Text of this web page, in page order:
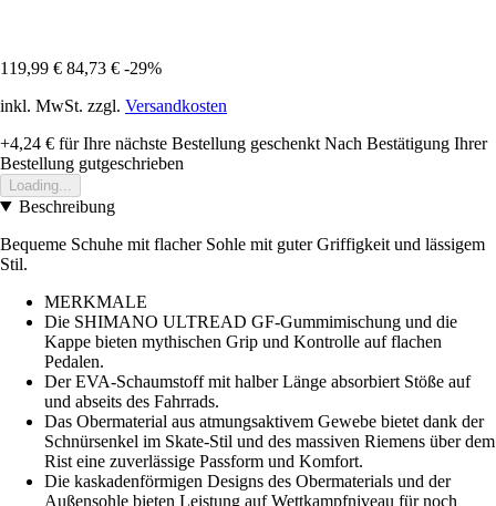
119,99 € 84,73 € -29%
inkl. MwSt. zzgl. Versandkosten
+4,24 € für Ihre nächste Bestellung geschenkt Nach Bestätigung Ihrer
Bestellung gutgeschrieben
Loading...
Beschreibung
Bequeme Schuhe mit flacher Sohle mit guter Griffigkeit und lässigem
Stil.
MERKMALE
Die SHIMANO ULTREAD GF-Gummimischung und die
Kappe bieten mythischen Grip und Kontrolle auf flachen
Pedalen.
Der EVA-Schaumstoff mit halber Länge absorbiert Stöße auf
und abseits des Fahrrads.
Das Obermaterial aus atmungsaktivem Gewebe bietet dank der
Schnürsenkel im Skate-Stil und des massiven Riemens über dem
Rist eine zuverlässige Passform und Komfort.
Die kaskadenförmigen Designs des Obermaterials und der
Außensohle bieten Leistung auf Wettkampfniveau für noch